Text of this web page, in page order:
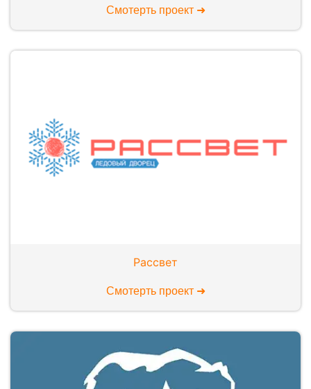
Смотерть проект ➜
Рассвет
Смотерть проект ➜